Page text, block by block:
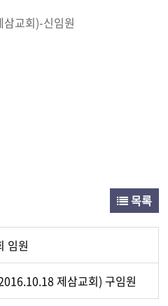
교회)-신임원
목록
임원
제삼교회) 구임원